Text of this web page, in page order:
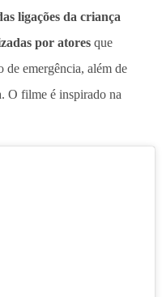
ligações da criança
por atores que
emergência, além de
O filme é inspirado na